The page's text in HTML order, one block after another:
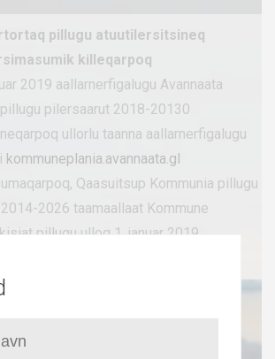
pillugu atuutilersitsineq
killeqarpoq
2019 aallarnerfigalugu Avannaata
pilersaarut 2018-20130
ullorlu taanna aallarnerfigalugu
kommuneplania.avannaata.gl
Qaasuitsup Kommunia pillugu
2026 taamaallaat Kommune
pillugu ulloq 1. januar 2019
Kommuniani
2014-26